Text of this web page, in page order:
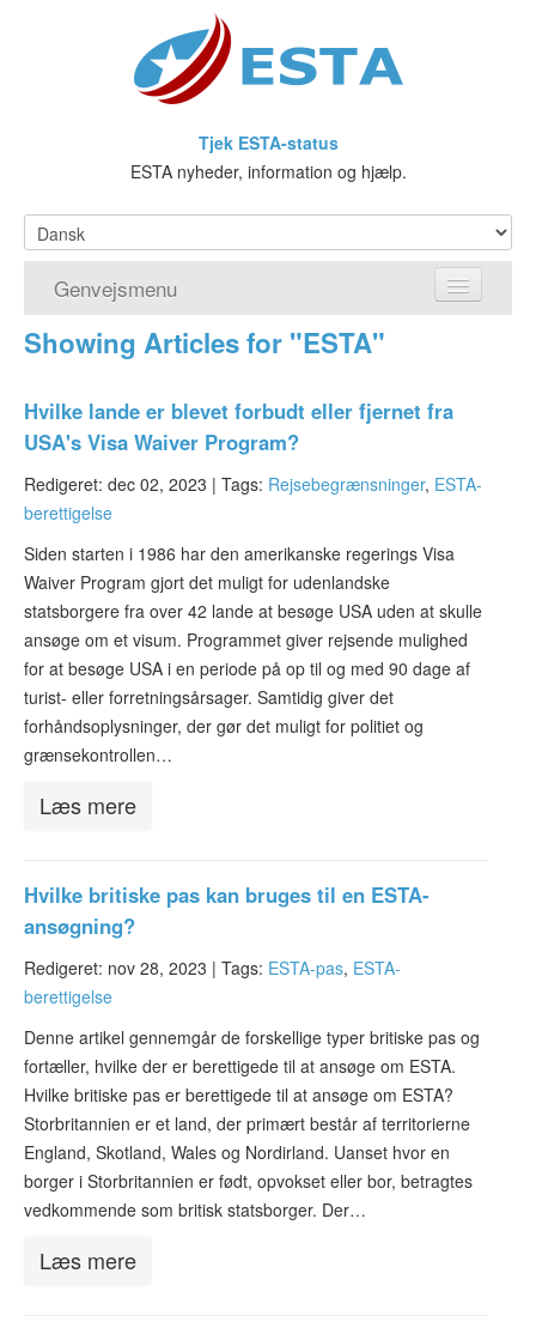
Tjek ESTA-status
ESTA nyheder, information og hjælp.
Genvejsmenu
Hjem
Hvad er ESTA?
Visumfritagelsesprogrammet
ESTA-status
Artikler
Kontakt
Showing Articles for "ESTA"
Hvilke lande er blevet forbudt eller fjernet fra
USA's Visa Waiver Program?
Redigeret: dec 02, 2023 | Tags: Rejsebegrænsninger, ESTA-
berettigelse
Siden starten i 1986 har den amerikanske regerings Visa
Waiver Program gjort det muligt for udenlandske
statsborgere fra over 42 lande at besøge USA uden at skulle
ansøge om et visum. Programmet giver rejsende mulighed
for at besøge USA i en periode på op til og med 90 dage af
turist- eller forretningsårsager. Samtidig giver det
forhåndsoplysninger, der gør det muligt for politiet og
grænsekontrollen…
Læs mere
Hvilke britiske pas kan bruges til en ESTA-
ansøgning?
Redigeret: nov 28, 2023 | Tags: ESTA-pas, ESTA-
berettigelse
Denne artikel gennemgår de forskellige typer britiske pas og
fortæller, hvilke der er berettigede til at ansøge om ESTA.
Hvilke britiske pas er berettigede til at ansøge om ESTA?
Storbritannien er et land, der primært består af territorierne
England, Skotland, Wales og Nordirland. Uanset hvor en
borger i Storbritannien er født, opvokset eller bor, betragtes
vedkommende som britisk statsborger. Der…
Læs mere